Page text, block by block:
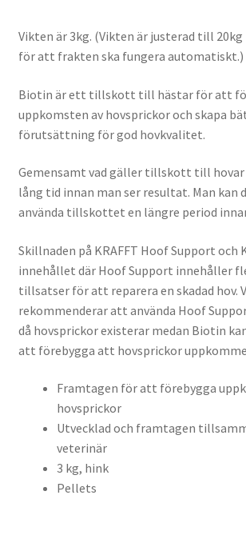
Vikten är 3kg. (Vikten är justerad till
för att frakten ska fungera automatiskt.)
Biotin är ett tillskott till hästar för att
uppkomsten av hovsprickor och skapa
förutsättning för god hovkvalitet.
Gemensamt vad gäller tillskott till
lång tid innan man ser resultat. Man kan
använda tillskottet en längre period
Skillnaden på KRAFFT Hoof Support och
innehållet där Hoof Support innehåller
tillsatser för att reparera en skadad hov.
rekommenderar att använda Hoof
då hovsprickor existerar medan Biotin
att förebygga att hovsprickor
Framtagen för att förebygga
hovsprickor
Utvecklad och framtagen
veterinär
3 kg, hink
Pellets